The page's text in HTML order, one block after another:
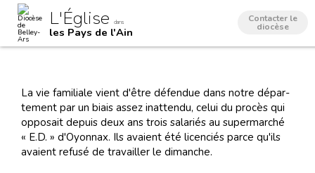
contenu.
Outils
personnels
L'Église dans
les Pays de l'Ain
Contacter le
diocèse
La vie fa­mi­liale vient d'être dé­fen­due dans no­tre dé­par­
te­ment par un biais as­sez in­at­ten­du, ce­lui du pro­cès qui
op­po­sait de­puis deux ans trois sa­la­riés au supermarché
« E.D. » d'Oyon­nax. Ils avaient été li­cen­ciés parce qu'ils
avaient re­fu­sé de tra­vailler le di­man­che.